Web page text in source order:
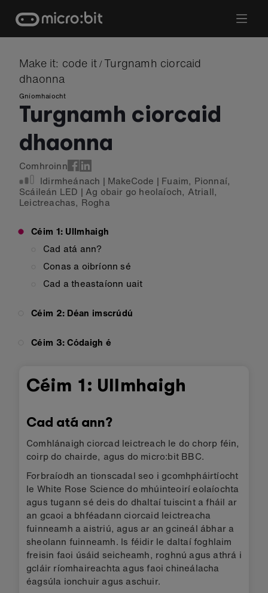
content
Make it: code it /Turgnamh ciorcaid
dhaonna
Gníomhaíocht
Turgnamh ciorcaid
dhaonna
Comhroinn
Idirmheánach | MakeCode | Fuaim, Pionnaí,
Scáileán LED |Ag obair go heolaíoch, Atriall,
Leictreachas, Rogha
Céim 1: Ullmhaigh
Cad atá ann?
Conas a oibríonn sé
Cad a theastaíonn uait
Céim 2: Déan imscrúdú
Céim 3: Códaigh é
Céim 1: Ullmhaigh
Cad atá ann?
Comhlánaigh ciorcad leictreach le do chorp féin,
coirp do chairde, agus do micro:bit BBC.
Forbraíodh an tionscadal seo i gcomhpháirtíocht
le White Rose Science do mhúinteoirí eolaíochta
agus tugann sé deis do dhaltaí tuiscint a fháil ar
an gcaoi a bhféadann ciorcaid leictreacha
fuinneamh a aistriú, agus ar an gcineál ábhar a
sheolann fuinneamh. Is féidir le daltaí foghlaim
freisin faoi úsáid seicheamh, roghnú agus athrá i
gcláir ríomhaireachta agus faoi chineálacha
éagsúla ionchuir agus aschuir.